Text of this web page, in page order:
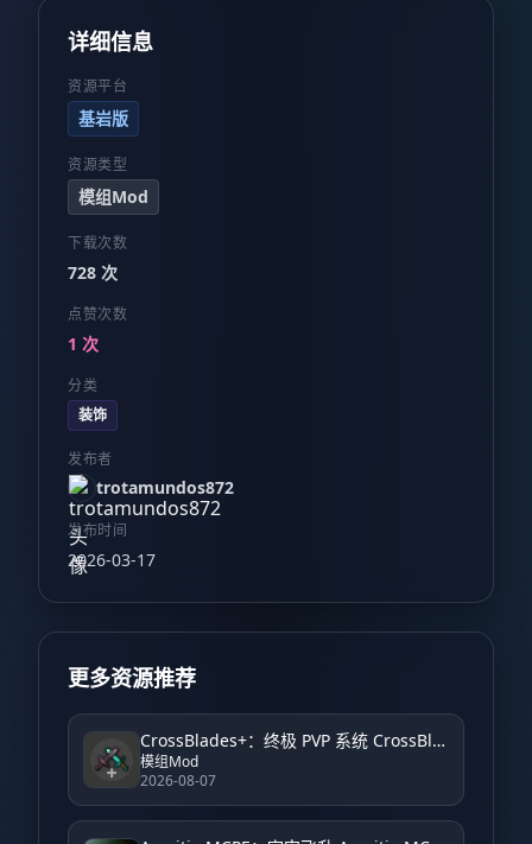
详细信息
资源平台
基岩版
资源类型
模组Mod
下载次数
728 次
点赞次数
1 次
分类
装饰
发布者
trotamundos872
发布时间
2026-03-17
更多资源推荐
CrossBlades+：终极 PVP 系统 CrossBlades+: Ultimate PVP System
模组Mod
2026-08-07